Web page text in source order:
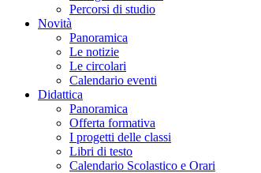
Percorsi di studio
Novità
Panoramica
Le notizie
Le circolari
Calendario eventi
Didattica
Panoramica
Offerta formativa
I progetti delle classi
Libri di testo
Calendario Scolastico e Orari